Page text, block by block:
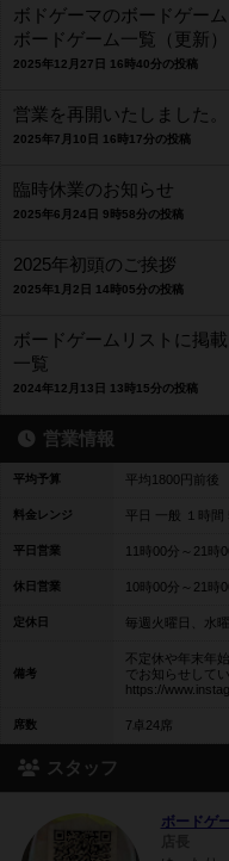
ボドゲーマのボードゲー
ボードゲーム一覧（更新）
2025年12月27日 16時40分の投稿
営業を再開いたしました。
2025年7月10日 16時17分の投稿
臨時休業のお知らせ
2025年6月24日 9時58分の投稿
2025年初頭のご挨拶
2025年1月2日 14時05分の投稿
ボードゲームリストに掲
一覧
2024年12月13日 13時15分の投稿
営業情報
平均予算 平均1800円前後
料金レンジ 平日 一般 １時間
平日営業 11時00分～21時
休日営業 10時00分～21時
定休日 毎週火曜日、水
備考
不定休や年末年
でお知らせしてい
https://
席数 7卓24席
スタッフ
ボードゲ